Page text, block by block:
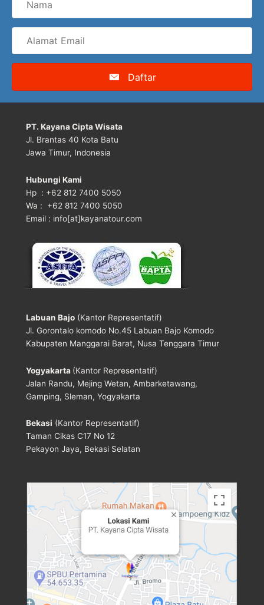
Email
Daftar
PT. Kayana Cipta Wisata
Jl. Brantas 40 Kota Batu
Jawa Timur, Indonesia
Hubungi Kami
Hp : +62 812 7400 5050
Wa : +62 812 7400 5050
Email : info[at]kayanatour.com
Labuan Bajo (Kantor Representatif)
Jl. Gorontalo komodo No.45 Labuan Bajo Komodo
Kabupaten Manggarai Barat, Nusa Tenggara Timur
Yogyakarta (Kantor Representatif)
Jalan Randu, Mejing Wetan, Ambarketawang,
Gamping, Sleman, Yogyakarta
Bekasi (Kantor Representatif)
Taman Cikas C17 No 12
Pekayon Jaya, Bekasi Selatan